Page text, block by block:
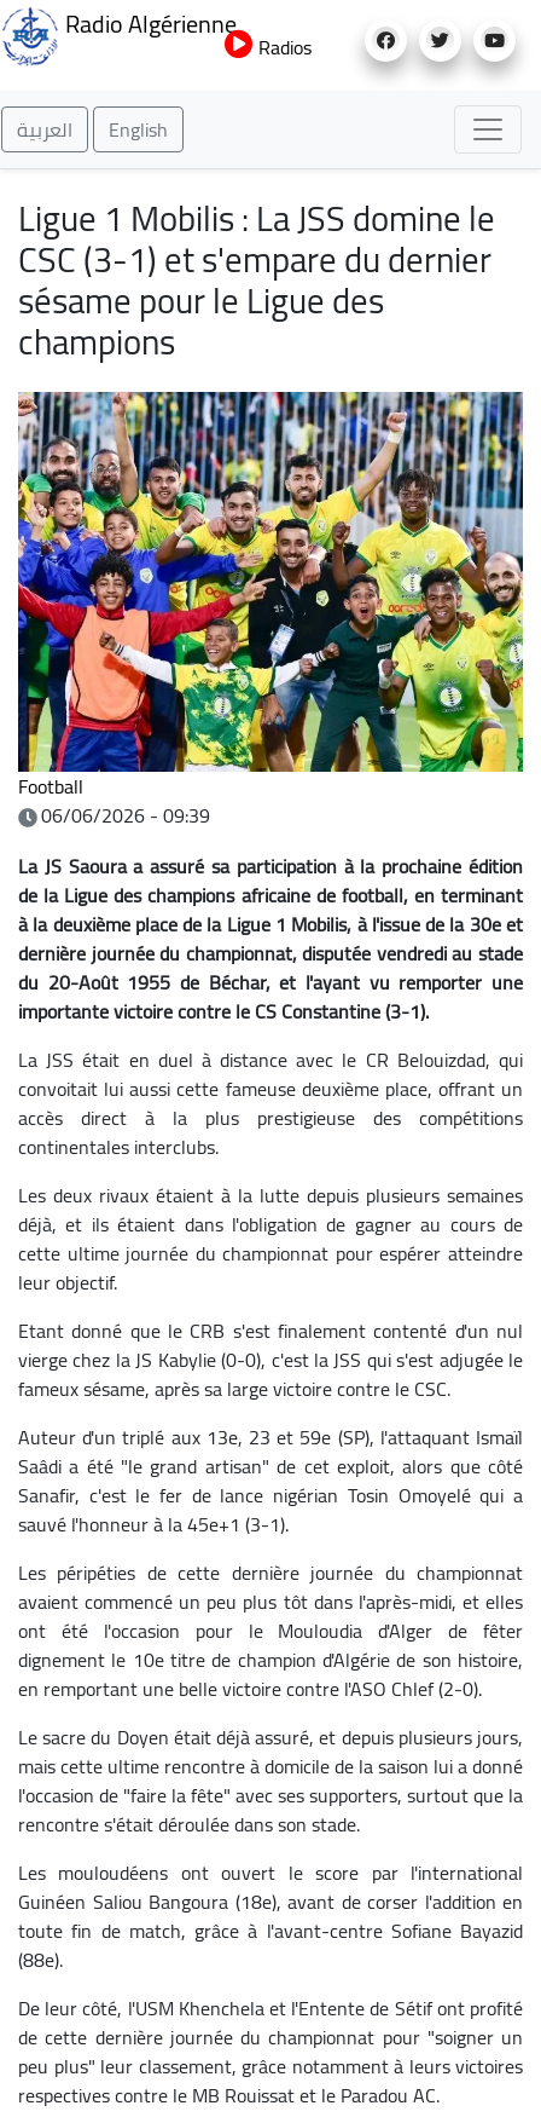
au
Radio Algérienne
Radios
العربية English
Ligue 1 Mobilis : La JSS domine le
CSC (3-1) et s'empare du dernier
sésame pour le Ligue des
champions
Football
06/06/2026 - 09:39
La JS Saoura a assuré sa participation à la prochaine édition
de la Ligue des champions africaine de football, en terminant
à la deuxième place de la Ligue 1 Mobilis, à l'issue de la 30e et
dernière journée du championnat, disputée vendredi au stade
du 20-Août 1955 de Béchar, et l'ayant vu remporter une
importante victoire contre le CS Constantine (3-1).
La JSS était en duel à distance avec le CR Belouizdad, qui
convoitait lui aussi cette fameuse deuxième place, offrant un
accès direct à la plus prestigieuse des compétitions
continentales interclubs.
Les deux rivaux étaient à la lutte depuis plusieurs semaines
déjà, et ils étaient dans l'obligation de gagner au cours de
cette ultime journée du championnat pour espérer atteindre
leur objectif.
Etant donné que le CRB s'est finalement contenté d'un nul
vierge chez la JS Kabylie (0-0), c'est la JSS qui s'est adjugée le
fameux sésame, après sa large victoire contre le CSC.
Auteur d'un triplé aux 13e, 23 et 59e (SP), l'attaquant Ismaïl
Saâdi a été "le grand artisan" de cet exploit, alors que côté
Sanafir, c'est le fer de lance nigérian Tosin Omoyelé qui a
sauvé l'honneur à la 45e+1 (3-1).
Les péripéties de cette dernière journée du championnat
avaient commencé un peu plus tôt dans l'après-midi, et elles
ont été l'occasion pour le Mouloudia d'Alger de fêter
dignement le 10e titre de champion d'Algérie de son histoire,
en remportant une belle victoire contre l'ASO Chlef (2-0).
Le sacre du Doyen était déjà assuré, et depuis plusieurs jours,
mais cette ultime rencontre à domicile de la saison lui a donné
l'occasion de "faire la fête" avec ses supporters, surtout que la
rencontre s'était déroulée dans son stade.
Les mouloudéens ont ouvert le score par l'international
Guinéen Saliou Bangoura (18e), avant de corser l'addition en
toute fin de match, grâce à l'avant-centre Sofiane Bayazid
(88e).
De leur côté, l'USM Khenchela et l'Entente de Sétif ont profité
de cette dernière journée du championnat pour "soigner un
peu plus" leur classement, grâce notamment à leurs victoires
respectives contre le MB Rouissat et le Paradou AC.